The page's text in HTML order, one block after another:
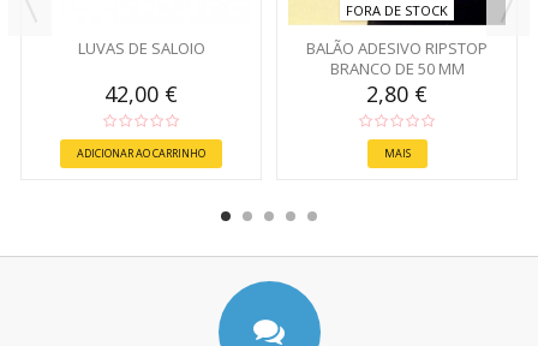
LUVAS DE SALOIO
42,00 €
ADICIONAR AO CARRINHO
FORA DE STOCK
BALÃO ADESIVO RIPSTOP
BRANCO DE 50 MM
2,80 €
MAIS